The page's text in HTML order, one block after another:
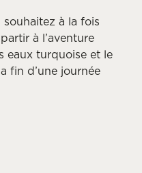
souhaitez à la fois
à l’aventure
eaux turquoise et le
fin d’une journée